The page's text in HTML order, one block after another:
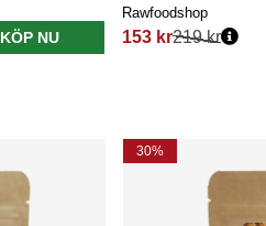
KÖP NU
Rawfoodshop
153 kr
Ordinarie pris:
219 kr
30%